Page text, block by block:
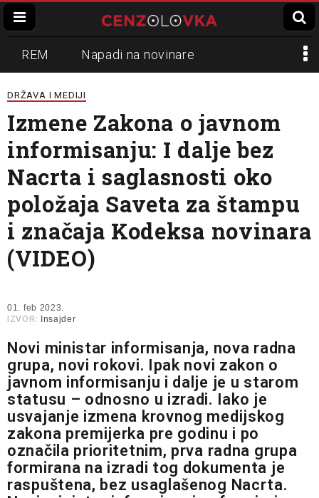
REM Napadi na novinare
Zvučni top
Propaganda Lokalni mediji
Informer Slavko Ćuruvija
DRŽAVA I MEDIJI
Izmene Zakona o javnom
informisanju: I dalje bez
Nacrta i saglasnosti oko
položaja Saveta za štampu
i značaja Kodeksa novinara
(VIDEO)
01. feb 2023.
IZVOR:
Insajder
Novi ministar informisanja, nova radna
grupa, novi rokovi. Ipak novi zakon o
javnom informisanju i dalje je u starom
statusu – odnosno u izradi. Iako je
usvajanje izmena krovnog medijskog
zakona premijerka pre godinu i po
označila prioritetnim, prva radna grupa
formirana na izradi tog dokumenta je
raspuštena, bez usaglašenog Nacrta.